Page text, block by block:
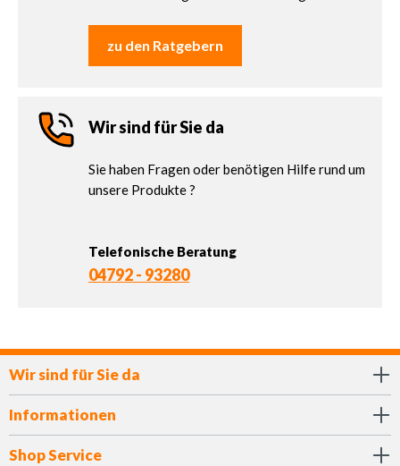
zu den Ratgebern
Wir sind für Sie da
Sie haben Fragen oder benötigen Hilfe rund um
unsere Produkte ?
Telefonische Beratung
04792 - 93280
Wir sind für Sie da
Informationen
Shop Service